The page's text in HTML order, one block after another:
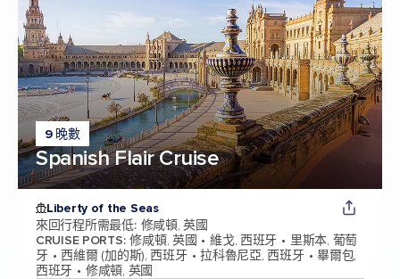
9 晚數
Spanish Flair Cruise
Liberty of the Seas
來回行程所需最低: 修咸頓, 英國
CRUISE PORTS: 修咸頓, 英國 維戈, 西班牙
里斯本, 葡萄
牙
西維爾 (加的斯), 西班牙 拉科魯尼亞, 西班牙
畢爾包,
西班牙
修咸頓, 英國